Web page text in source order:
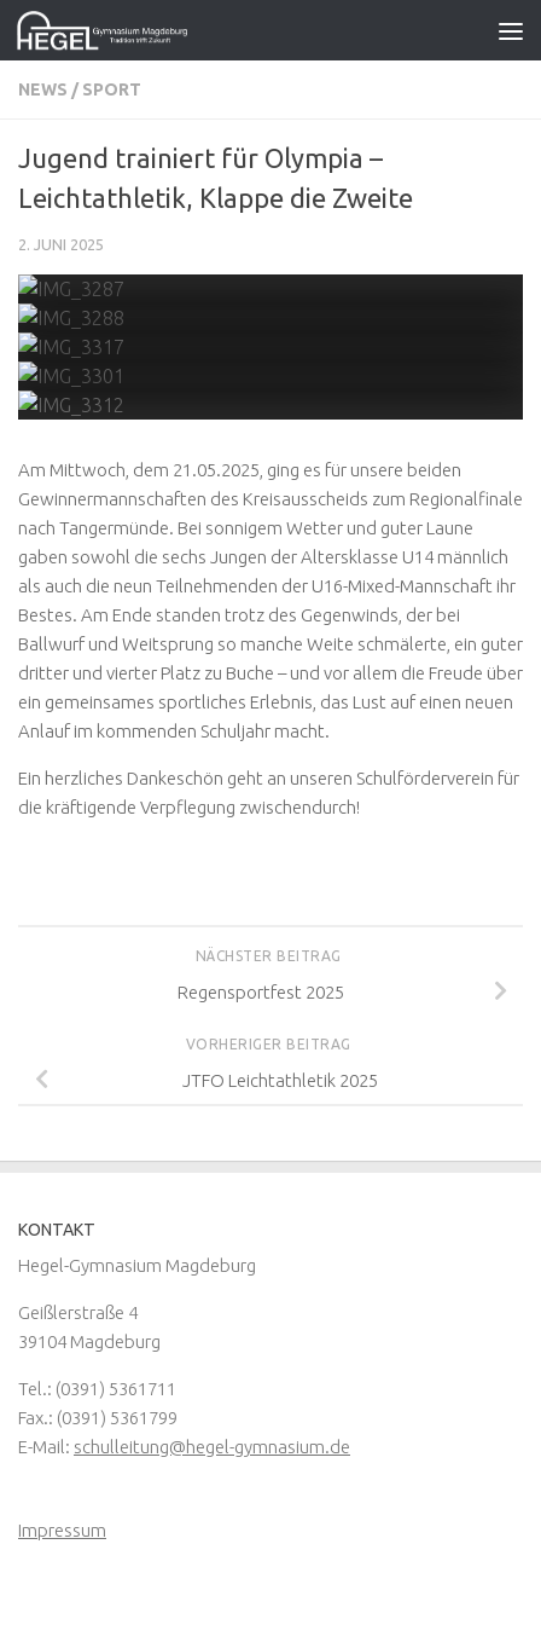
Zum Inhalt springen
NEWS / SPORT
Jugend trainiert für Olympia –
Leichtathletik, Klappe die Zweite
2. JUNI 2025
Am Mittwoch, dem 21.05.2025, ging es für unsere beiden
Gewinnermannschaften des Kreisausscheids zum Regionalfinale
nach Tangermünde. Bei sonnigem Wetter und guter Laune
gaben sowohl die sechs Jungen der Altersklasse U14 männlich
als auch die neun Teilnehmenden der U16-Mixed-Mannschaft ihr
Bestes. Am Ende standen trotz des Gegenwinds, der bei
Ballwurf und Weitsprung so manche Weite schmälerte, ein guter
dritter und vierter Platz zu Buche – und vor allem die Freude über
ein gemeinsames sportliches Erlebnis, das Lust auf einen neuen
Anlauf im kommenden Schuljahr macht.
Ein herzliches Dankeschön geht an unseren Schulförderverein für
die kräftigende Verpflegung zwischendurch!
NÄCHSTER BEITRAG
Regensportfest 2025
VORHERIGER BEITRAG
JTFO Leichtathletik 2025
KONTAKT
Hegel-Gymnasium Magdeburg
Geißlerstraße 4
39104 Magdeburg
Tel.: (0391) 5361711
Fax.: (0391) 5361799
E-Mail: schulleitung@hegel-gymnasium.de
Impressum